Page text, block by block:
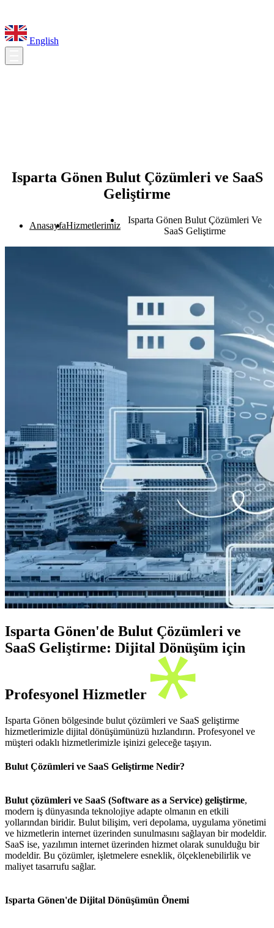
English
Isparta Gönen Bulut Çözümleri ve SaaS
Geliştirme
AnasayfaHizmetlerimiz
Isparta Gönen Bulut Çözümleri Ve
SaaS Geliştirme
Isparta Gönen'de Bulut Çözümleri ve
SaaS Geliştirme: Dijital Dönüşüm için
Profesyonel Hizmetler
Isparta Gönen bölgesinde bulut çözümleri ve SaaS geliştirme
hizmetlerimizle dijital dönüşümünüzü hızlandırın. Profesyonel ve
müşteri odaklı hizmetlerimizle işinizi geleceğe taşıyın.
Bulut Çözümleri ve SaaS Geliştirme Nedir?
Bulut çözümleri ve SaaS (Software as a Service) geliştirme,
modern iş dünyasında teknolojiye adapte olmanın en etkili
yollarından biridir. Bulut bilişim, veri depolama, uygulama yönetimi
ve hizmetlerin internet üzerinden sunulmasını sağlayan bir modeldir.
SaaS ise, yazılımın internet üzerinden hizmet olarak sunulduğu bir
modeldir. Bu çözümler, işletmelere esneklik, ölçeklenebilirlik ve
maliyet tasarrufu sağlar.
Isparta Gönen'de Dijital Dönüşümün Önemi